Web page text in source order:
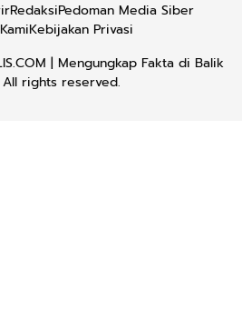
RedaksiPedoman Media Siber
Kebijakan Privasi
| Mengungkap Fakta di Balik
rights reserved.